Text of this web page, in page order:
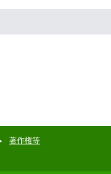
著作権等